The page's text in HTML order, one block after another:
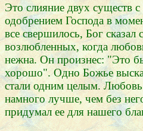
Это слияние двух существ
одобрением Господа в
все свершилось, Бог сказал
возлюбленных, когда
нежна. Он произнес: "Это
хорошо". Одно Божье
стали одним целым.
намного лучше, чем без
придумал ее для нашего